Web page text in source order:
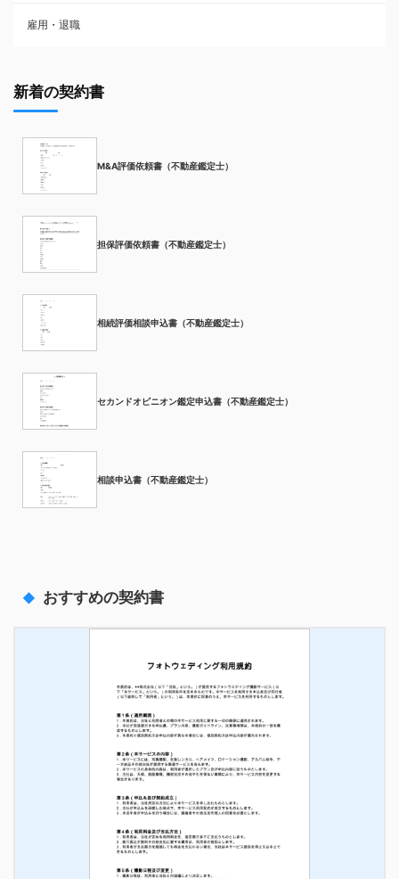
雇用・退職
新着の契約書
M&A評価依頼書（不動産鑑定士）
担保評価依頼書（不動産鑑定士）
相続評価相談申込書（不動産鑑定士）
セカンドオピニオン鑑定申込書（不動産鑑定士）
相談申込書（不動産鑑定士）
おすすめの契約書